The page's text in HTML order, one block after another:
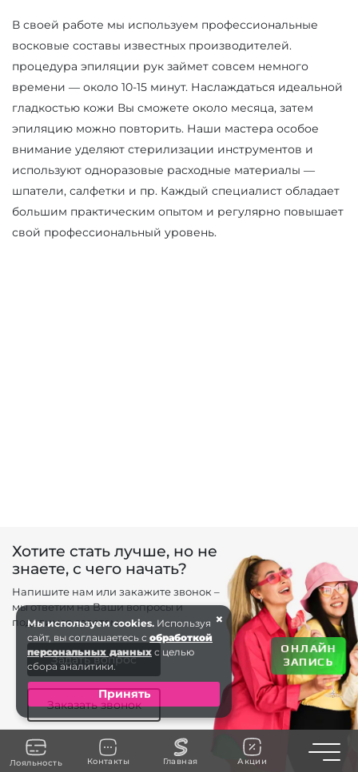
Лояльность Контакты Главная Акции
В своей работе мы используем профессиональные
восковые составы известных производителей.
процедура эпиляции рук займет совсем немного
времени — около 10-15 минут. Наслаждаться идеальной
гладкостью кожи Вы сможете около месяца, затем
эпиляцию можно повторить. Наши мастера особое
внимание уделяют стерилизации инструментов и
используют одноразовые расходные материалы —
шпатели, салфетки и пр. Каждый специалист обладает
большим практическим опытом и регулярно повышает
свой профессиональный уровень.
Хотите стать лучше, но не
знаете, с чего начать?
Напишите нам или закажите звонок –
мы ответим на Ваши вопросы и
поделимся советом.
Задать вопрос
Заказать звонок
×
Мы используем cookies. Используя
сайт, вы соглашаетесь с обработкой
персональных данных с целью
сбора аналитики.
Принять
ОНЛАЙН
ЗАПИСЬ